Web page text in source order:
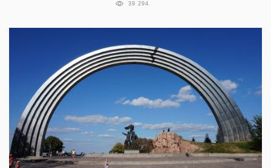
39 294